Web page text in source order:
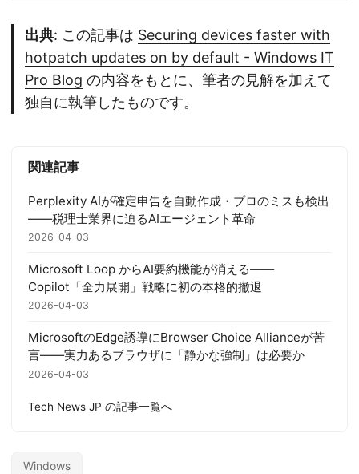
出典: この記事は Securing devices faster with
hotpatch updates on by default - Windows IT
Pro Blog の内容をもとに、筆者の見解を加えて
独自に執筆したものです。
関連記事
Perplexity AIが確定申告を自動作成・プロのミスも検出
——税理士業界に迫るAIエージェント革命
2026-04-03
Microsoft Loop からAI要約機能が消える——
Copilot「全力展開」戦略に初の本格的撤退
2026-04-03
MicrosoftのEdge誘導にBrowser Choice Allianceが苦
言——実力あるブラウザに「静かな強制」は必要か
2026-04-03
Tech News JP の記事一覧へ
Windows